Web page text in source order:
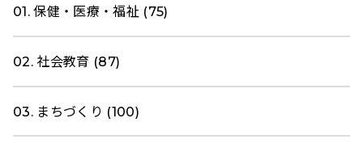
01. 保健・医療・福祉 (75)
02. 社会教育 (87)
03. まちづくり (100)